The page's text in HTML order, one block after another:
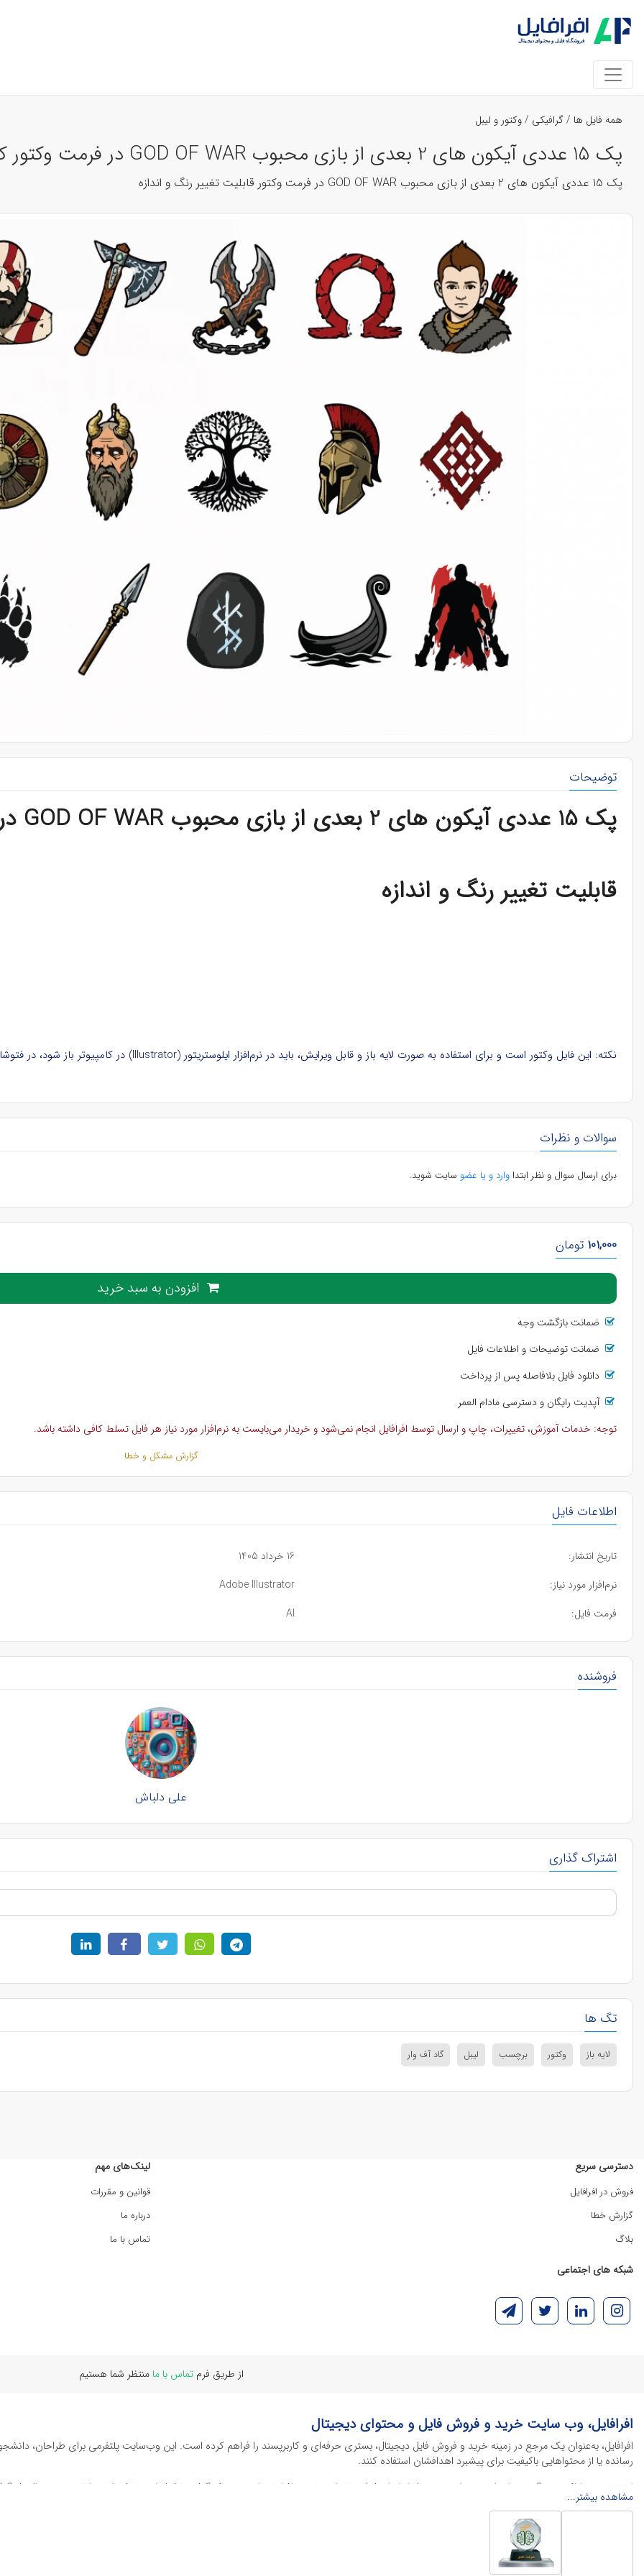
همه فایل ها /گرافیکی /وکتور و لیبل
پک 15 عددی آیکون های 2 بعدی از بازی محبوب GOD OF WAR در فرمت وکتور کد 42836
پک 15 عددی آیکون های 2 بعدی از بازی محبوب GOD OF WAR در فرمت وکتور قابلیت تغییر رنگ و اندازه
توضیحات
پک 15 عددی آیکون های 2 بعدی از بازی محبوب GOD OF WAR در فرمت وکتور
قابلیت تغییر رنگ و اندازه
نکته: این فایل وکتور است و برای استفاده به صورت لایه باز و قابل ویرایش، باید در نرم‌افزار ایلوستریتور (Illustrator) در کامپیوتر باز شود، در فتوشاپ و نرم‌افزارهای دیگر بدون لایه و غیرقابل ویرایش است.
سوالات و نظرات
برای ارسال سوال و نظر ابتداوارد و یا عضو سایت شوید.
101,000 تومان
افزودن به سبد خرید
ضمانت بازگشت وجه
ضمانت توضیحات و اطلاعات فایل
دانلود فایل بلافاصله پس از پرداخت
آپدیت رایگان و دسترسی مادام العمر
توجه: خدمات آموزش، تغییرات، چاپ و ارسال توسط افرافایل انجام نمی‌شود و خریدار می‌بایست به نرم‌افزار مورد نیاز هر فایل تسلط کافی داشته باشد.
گزارش مشکل و خطا
اطلاعات فایل
تاریخ انتشار:
16 خرداد 1405
نرم‌افزار مورد نیاز:
Adobe Illustrator
فرمت فایل:
AI
فروشنده
علی دلباش
اشتراک گذاری
تگ ها
لایه باز وکتور برچسب لیبل گاد آف وار
دسترسی سریع
فروش در افرافایل
گزارش خطا
بلاگ
لینک‌های مهم
قوانین و مقررات
درباره ما
تماس با ما
شبکه های اجتماعی
از طریق فرمتماس با ما منتظر شما هستیم
افرافایل، وب سایت خرید و فروش فایل و محتوای دیجیتال
افرافایل، به‌عنوان یک مرجع در زمینه خرید و فروش فایل دیجیتال، بستری حرفه‌ای و کاربرپسند را فراهم کرده است. این وب‌سایت‌ پلتفرمی برای طراحان،
رسانده یا از محتواهایی باکیفیت برای پیشبرد اهدافشان استفاده کنند.
این سایت با ارائه تنوع گسترده‌ای از محصولات دیجیتال از انواع فایل های لایه باز نرم افراهای ادیت ویدئو گرفته تا فایل لایه باز فتوشاپ، ایلاستریتور و
خود را کاهش داده و به سرعت پروژه‌های خود را تکمیل کنند. در ادامه، به معرفی گوشه‌ای از محصولات افرافایل پرداخته‌ایم:
محصولات گرافیکی
محصولات گرافیکی یکی از پرکاربردترین و ارزشمندترین دسته‌بندی‌ها در دنیای دیجیتال هستند که نیازهای کسب‌وکارها، طراحان و سایر افراد را برآورده
، پوسترهای تبلیغاتی، بنرهای چاپی و آنلاین و طرح‌های لایه باز متنوعی می‌شوند.
مشاهده بیشتر...